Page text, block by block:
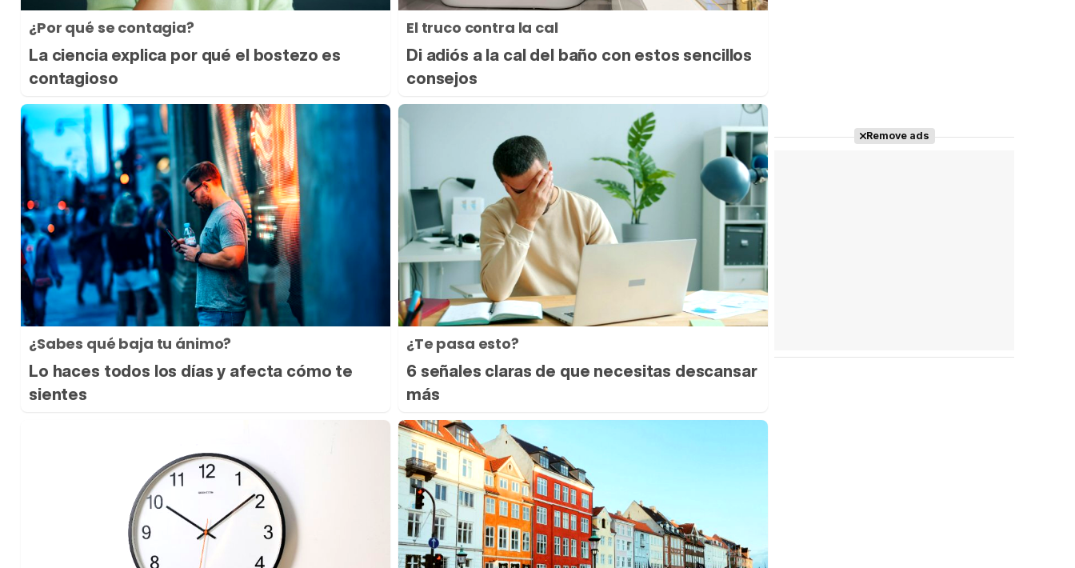
¿Por qué se contagia?
La ciencia explica por qué el bostezo es
contagioso
El truco contra la cal
Di adiós a la cal del baño con estos sencillos
consejos
¿Sabes qué baja tu ánimo?
Lo haces todos los días y afecta cómo te
sientes
¿Te pasa esto?
6 señales claras de que necesitas descansar
más
Remove ads